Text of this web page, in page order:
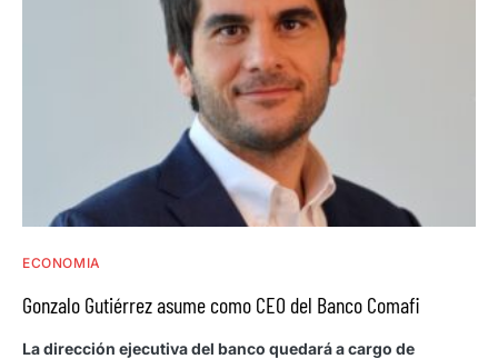
ECONOMIA
Gonzalo Gutiérrez asume como CEO del Banco Comafi
La dirección ejecutiva del banco quedará a cargo de